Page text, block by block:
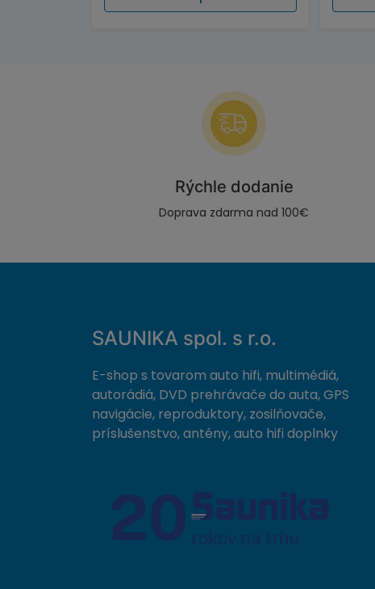
Rýchle dodanie
Doprava zdarma nad 100€
SAUNIKA spol. s r.o.
E-shop s tovarom auto hifi, multimédiá,
autorádiá, DVD prehrávače do auta, GPS
navigácie, reproduktory, zosilňovače,
príslušenstvo, antény, auto hifi doplnky